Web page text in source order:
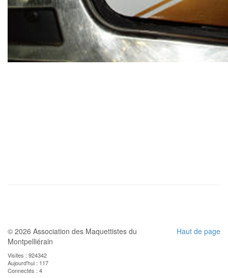
Haut de page
© 2026 Association des Maquettistes du
Montpelliérain
Visites : 924342
Aujourd'hui : 117
Connectés : 4